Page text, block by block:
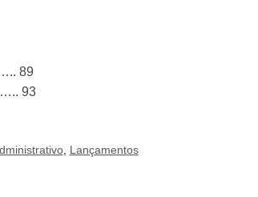
89
93
, Lançamentos